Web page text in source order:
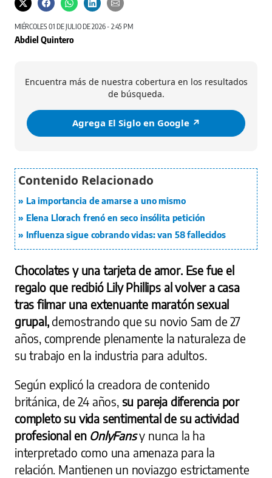
MIÉRCOLES 01 DE JULIO DE 2026 - 2:45 PM
Abdiel Quintero
Encuentra más de nuestra cobertura en los resultados
de búsqueda.
Agrega El Siglo en Google ↗️
La importancia de amarse a uno mismo
Elena Llorach frenó en seco insólita petición
Influenza sigue cobrando vidas: van 58 fallecidos
Chocolates y una tarjeta de amor. Ese fue el
regalo que recibió Lily Phillips al volver a casa
tras filmar una extenuante maratón sexual
grupal, demostrando que su novio Sam de 27
años, comprende plenamente la naturaleza de
su trabajo en la industria para adultos.
Según explicó la creadora de contenido
británica, de 24 años, su pareja diferencia por
completo su vida sentimental de su actividad
profesional en OnlyFansy nunca la ha
interpretado como una amenaza para la
relación. Mantienen un noviazgo estrictamente